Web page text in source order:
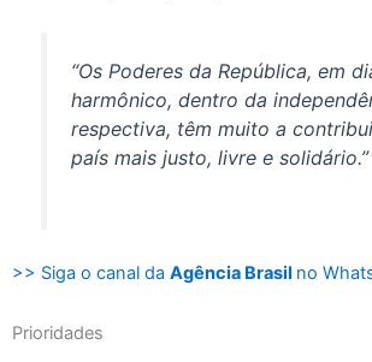
“Os Poderes da República, em
harmônico, dentro da
respectiva, têm muito a
país mais justo, livre e solidário.”
>> Siga o canal da Agência Brasil no
Prioridades